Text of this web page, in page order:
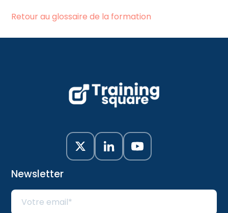
Retour au glossaire de la formation
Newsletter